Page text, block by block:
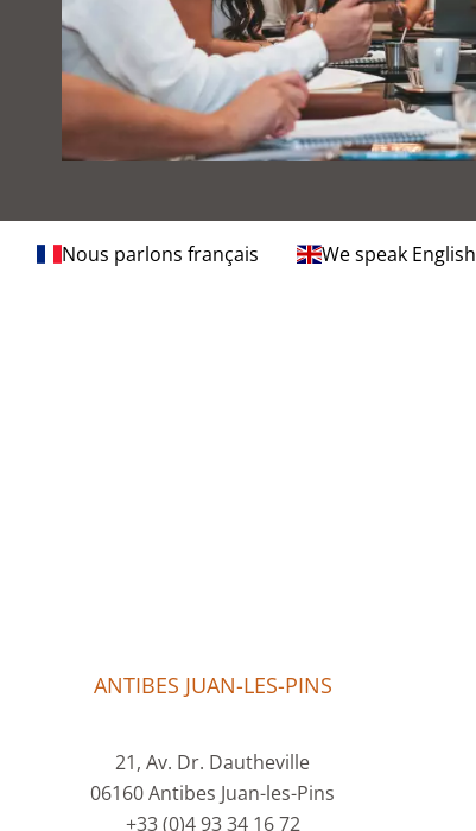
Nous parlons français We speak English
ANTIBES JUAN-LES-PINS
21, Av. Dr. Dautheville
06160 Antibes Juan-les-Pins
+33 (0)4 93 34 16 72